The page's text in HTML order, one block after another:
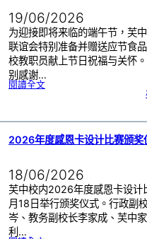
起
点
：
打
造
属
于
你
的
未
来
！
19/06/2026
为迎接即将来临的端午节，芙
联谊会特别准备并赠送应节食
校教职员献上节日祝福与关怀
别感谢…
閱讀全文:端
芙
中
师
们
！
2026年度感恩卡设计比赛颁奖
18/06/2026
芙中校内2026年度感恩卡设计
月18日举行颁奖仪式。行政副
岑、教务副校长李家成、芙中
利…